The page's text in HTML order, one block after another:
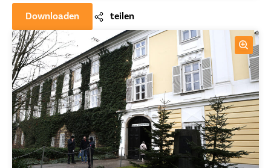
Downloaden teilen